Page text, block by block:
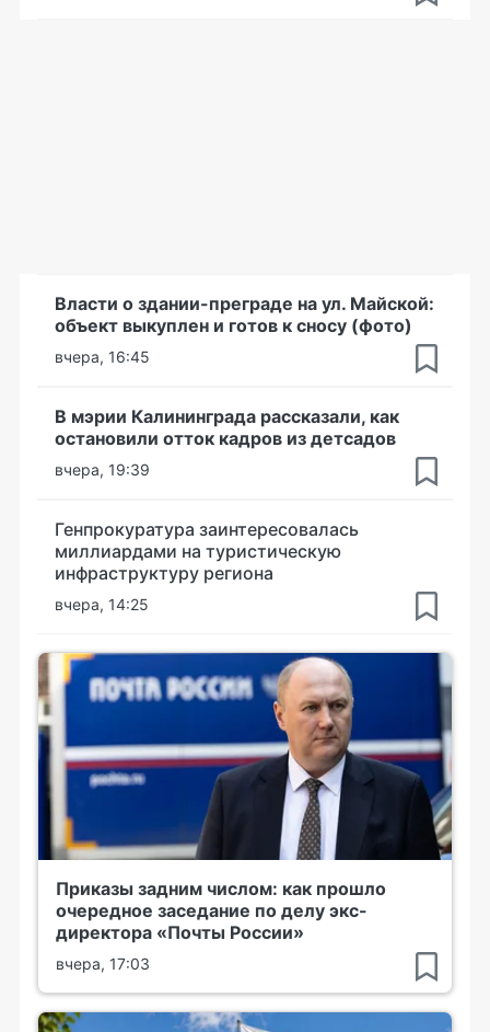
Власти о здании-преграде на ул. Майской:
объект выкуплен и готов к сносу (фото)
вчера, 16:45
В мэрии Калининграда рассказали, как
остановили отток кадров из детсадов
вчера, 19:39
Генпрокуратура заинтересовалась
миллиардами на туристическую
инфраструктуру региона
вчера, 14:25
Приказы задним числом: как прошло
очередное заседание по делу экс-
директора «Почты России»
вчера, 17:03